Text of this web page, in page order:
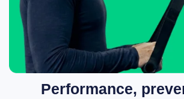
Performance,